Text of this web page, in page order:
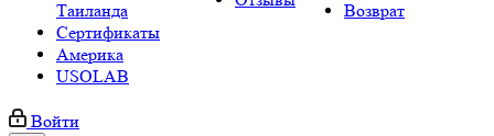
Таиланда
Сертификаты
Америка
USOLAB
Возврат
Войти